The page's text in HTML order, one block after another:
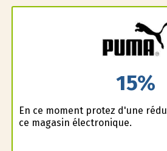
15%
En ce moment profitez d'une
ce magasin électronique.